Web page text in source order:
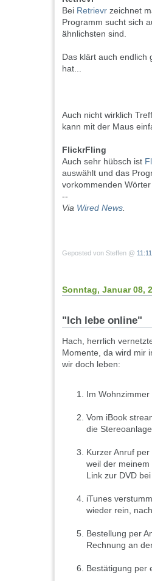
Bei Retrievr zeichnet
Programm sucht sich
ähnlichsten sind.
Das klärt auch endlich
hat...
Auch nicht wirklich
kann mit der Maus
FlickrFling
Auch sehr hübsch ist
auswählt und das
vorkommenden
--
Via Wired News.
Geposted von Steffen @ 11:11
Sonntag, Januar 08,
"Ich lebe online"
Hach, herrlich
Momente, da wird mir
wir doch leben:
Im
Vom iBook
die Stereoanlage
Kurzer Anruf
weil der
Link zur DVD
iTunes
wieder rein,
Bestellung per
Rechnung an
Bestätigung per